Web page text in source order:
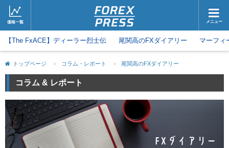
価格一覧 メニュー
ホーム ニュース
取引会社 マーケット
コラム・レポート
ツイッター 動画
【The FxACE】ディーラー烈士伝 尾関高のFXダイアリー マーフィ
トップページ > コラム・レポート > 尾関高のFXダイアリー
コラム & レポート